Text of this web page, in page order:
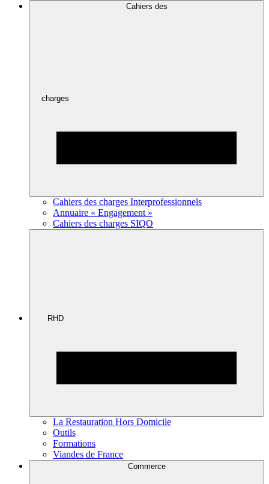
Cahiers des
charges
Cahiers des charges Interprofessionnels
Annuaire « Engagement »
Cahiers des charges SIQO
RHD
La Restauration Hors Domicile
Outils
Formations
Viandes de France
Commerce